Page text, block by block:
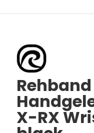
Rehband
X-RX